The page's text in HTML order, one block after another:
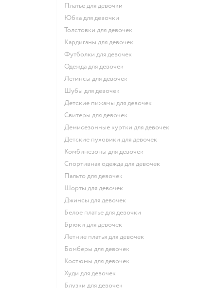
Платье для девочки
Юбка для девочки
Толстовки для девочек
Кардиганы для девочек
Футболки для девочек
Одежда для девочек
Легинсы для девочек
Шубы для девочек
Детские пижамы для девочек
Свитеры для девочек
Демисезонные куртки для девочек
Детские пуховики для девочек
Комбинезоны для девочек
Спортивная одежда для девочек
Пальто для девочек
Шорты для девочек
Джинсы для девочек
Белое платье для девочки
Брюки для девочек
Летние платья для девочек
Бомберы для девочек
Костюмы для девочек
Худи для девочек
Блузки для девочек